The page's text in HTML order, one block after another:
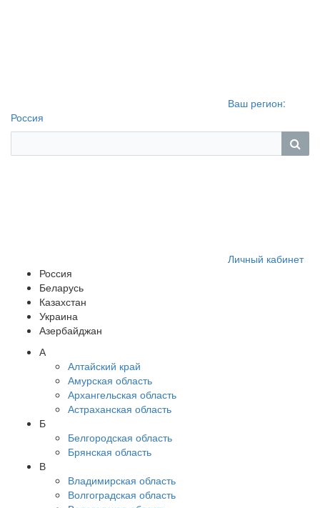
Ваш регион:
Россия
Личный кабинет
Россия
Беларусь
Казахстан
Украина
Азербайджан
А
Алтайский край
Амурская область
Архангельская область
Астраханская область
Б
Белгородская область
Брянская область
В
Владимирская область
Волгоградская область